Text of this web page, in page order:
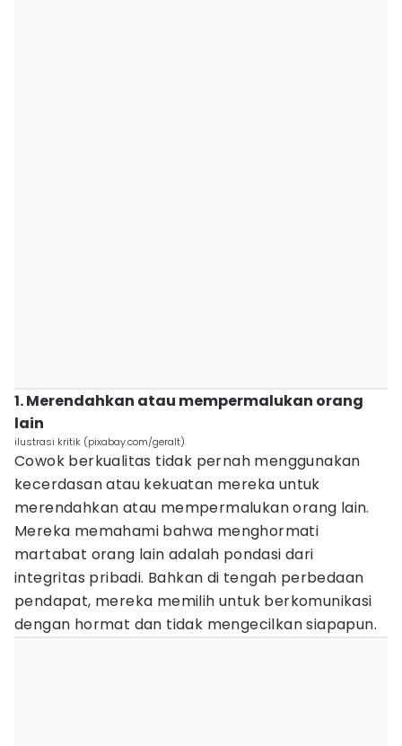
1. Merendahkan atau mempermalukan orang
lain
ilustrasi kritik (pixabay.com/geralt)
Cowok berkualitas tidak pernah menggunakan
kecerdasan atau kekuatan mereka untuk
merendahkan atau mempermalukan orang lain.
Mereka memahami bahwa menghormati
martabat orang lain adalah pondasi dari
integritas pribadi. Bahkan di tengah perbedaan
pendapat, mereka memilih untuk berkomunikasi
dengan hormat dan tidak mengecilkan siapapun.